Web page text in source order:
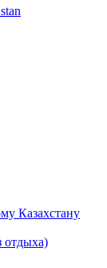
Казахстану
отдыха)